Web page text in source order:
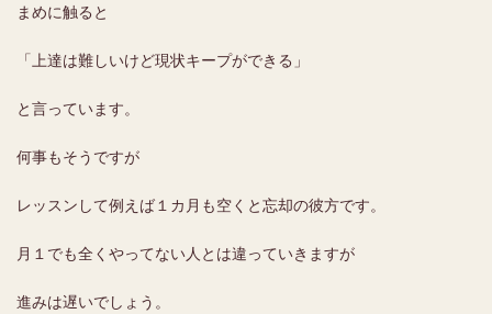
まめに触ると
「上達は難しいけど現状キープができる」
と言っています。
何事もそうですが
レッスンして例えば１カ月も空くと忘却の彼方です。
月１でも全くやってない人とは違っていきますが
進みは遅いでしょう。